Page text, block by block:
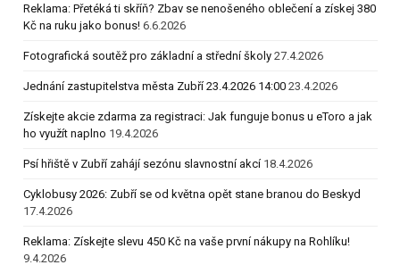
Reklama: Přetéká ti skříň? Zbav se nenošeného oblečení a získej 380
Kč na ruku jako bonus! 6.6.2026
Fotografická soutěž pro základní a střední školy 27.4.2026
Jednání zastupitelstva města Zubří 23.4.2026 14:00 23.4.2026
Získejte akcie zdarma za registraci: Jak funguje bonus u eToro a jak
ho využít naplno 19.4.2026
Psí hřiště v Zubří zahájí sezónu slavnostní akcí 18.4.2026
Cyklobusy 2026: Zubří se od května opět stane branou do Beskyd
17.4.2026
Reklama: Získejte slevu 450 Kč na vaše první nákupy na Rohlíku!
9.4.2026